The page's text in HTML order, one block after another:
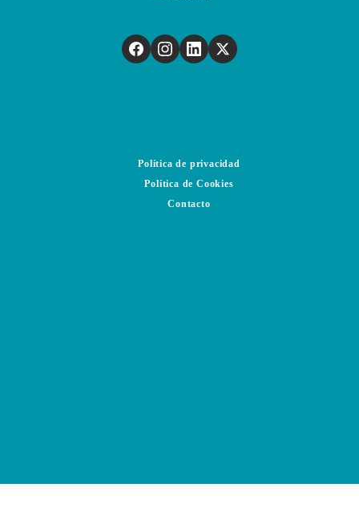
Política de privacidad
Política de Cookies
Contacto